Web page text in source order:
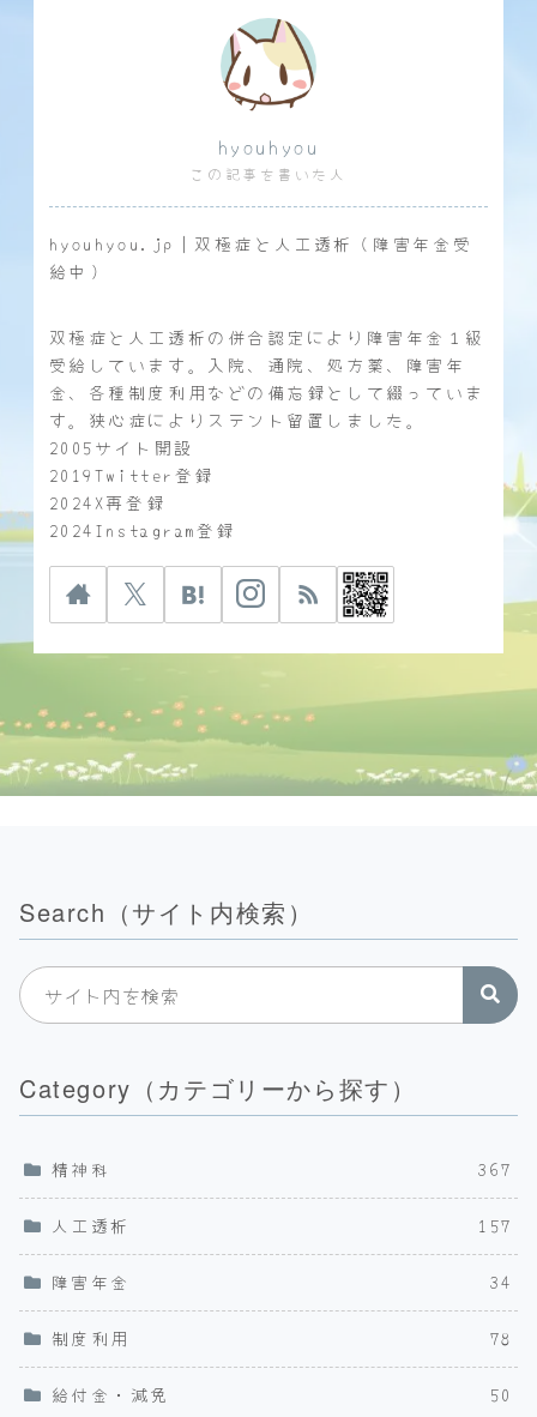
hyouhyou
この記事を書いた人
hyouhyou.jp｜双極症と人工透析（障害年金受
給中）
双極症と人工透析の併合認定により障害年金１級
受給しています。入院、通院、処方薬、障害年
金、各種制度利用などの備忘録として綴っていま
す。狭心症によりステント留置しました。
2005サイト開設
2019Twitter登録
2024X再登録
2024Instagram登録
Search（サイト内検索）
Category（カテゴリーから探す）
精神科 367
人工透析 157
障害年金 34
制度利用 78
給付金・減免 50